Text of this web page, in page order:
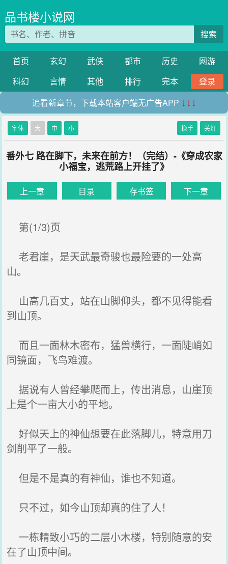
品书楼小说网
搜索
首页 玄幻 武侠 都市 历史
网游
科幻
言情 其他 排行 完本
登录
追看新章节，下载本站客户端无广告APP ↓↓↓
字体 大 中 小 换手 关灯
番外七 路在脚下，未来在前方！（完结）-《穿成农家
小福宝，逃荒路上开挂了》
上一章 目录 存书签 下一章
第(1/3)页
老君崖，是天武最奇骏也最险要的一处高
山。
山高几百丈，站在山脚仰头，都不见得能看
到山顶。
而且一面林木密布，猛兽横行，一面陡峭如
同镜面，飞鸟难渡。
据说有人曾经攀爬而上，传出消息，山崖顶
上是个一亩大小的平地。
好似天上的神仙想要在此落脚儿，特意用刀
剑削平了一般。
但是不是真的有神仙，谁也不知道。
只不过，如今山顶却真的住了人！
一栋精致小巧的二层小木楼，特别随意的安
在了山顶中间。